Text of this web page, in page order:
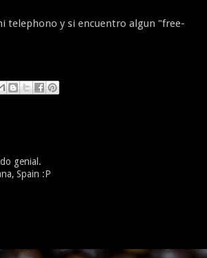
telephono y si encuentro algun "free-
genial.
Spain :P